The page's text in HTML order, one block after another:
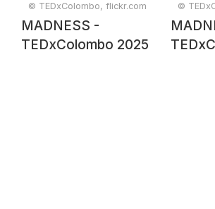
© TEDxColombo, flickr.com
MADNESS -
TEDxColombo 2025
©